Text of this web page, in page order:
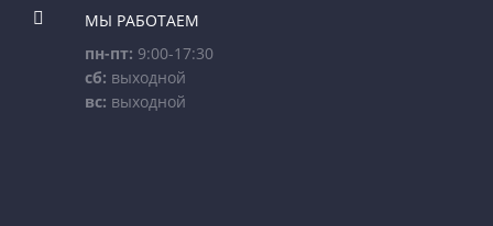

МЫ РАБОТАЕМ
пн-пт: 9:00-17:30
сб: выходной
вс: выходной